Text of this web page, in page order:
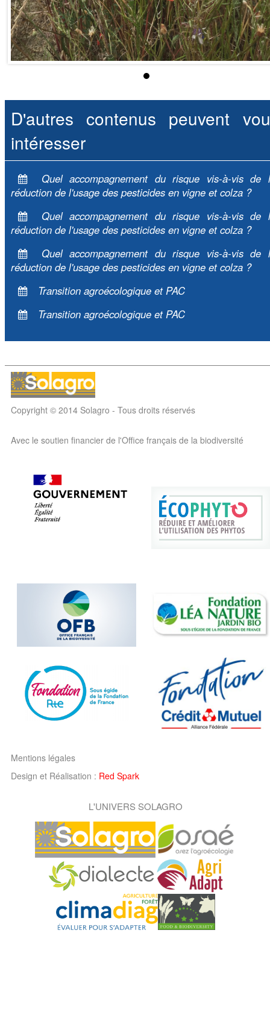
D'autres contenus peuvent
intéresser
Quel accompagnement du risque vis-à-vis de
réduction de l'usage des pesticides en vigne et colza ?
Quel accompagnement du risque vis-à-vis de
réduction de l'usage des pesticides en vigne et colza ?
Quel accompagnement du risque vis-à-vis de
réduction de l'usage des pesticides en vigne et colza ?
Transition agroécologique et PAC
Transition agroécologique et PAC
Copyright © 2014 Solagro - Tous droits réservés
Avec le soutien financier de l'Office français de la biodiversité
Mentions légales
Design et Réalisation : Red Spark
L'UNIVERS SOLAGRO